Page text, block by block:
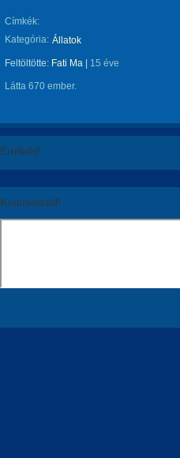
Címkék:
Kategória: Állatok
Feltöltötte: Fati Ma 15 éve
Látta 670 ember.
Értékeld!
Kommentáld!